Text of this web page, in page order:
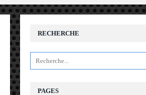
RECHERCHE
PAGES